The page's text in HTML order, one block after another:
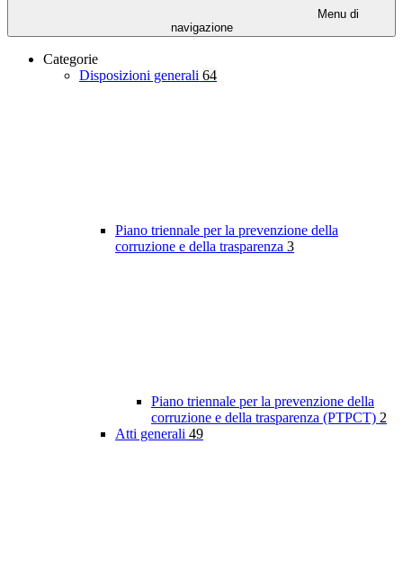
Menu di
navigazione
Categorie
Disposizioni generali 64
Piano triennale per la prevenzione della
corruzione e della trasparenza 3
Piano triennale per la prevenzione della
corruzione e della trasparenza (PTPCT) 2
Atti generali 49